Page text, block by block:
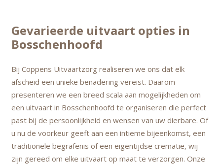
Gevarieerde uitvaart opties in
Bosschenhoofd
Bij Coppens Uitvaartzorg realiseren we ons dat elk
afscheid een unieke benadering vereist. Daarom
presenteren we een breed scala aan mogelijkheden om
een uitvaart in Bosschenhoofd te organiseren die perfect
past bij de persoonlijkheid en wensen van uw dierbare. Of
u nu de voorkeur geeft aan een intieme bijeenkomst, een
traditionele begrafenis of een eigentijdse crematie, wij
zijn gereed om elke uitvaart op maat te verzorgen. Onze